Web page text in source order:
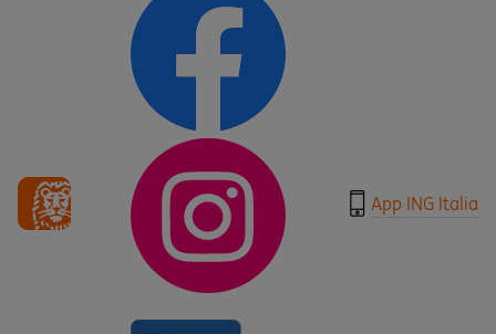
App ING Italia